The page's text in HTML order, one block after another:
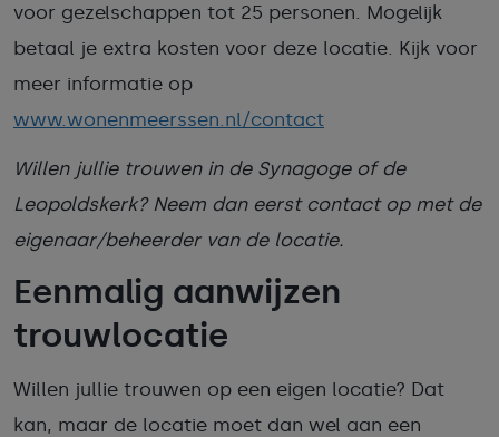
voor gezelschappen tot 25 personen. Mogelijk
betaal je extra kosten voor deze locatie. Kijk voor
meer informatie op
www.wonenmeerssen.nl/contact
Willen jullie trouwen in de Synagoge of de
Leopoldskerk? Neem dan eerst contact op met de
eigenaar/beheerder van de locatie.
Eenmalig aanwijzen
trouwlocatie
Willen jullie trouwen op een eigen locatie? Dat
kan, maar de locatie moet dan wel aan een